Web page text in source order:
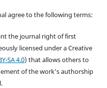
agree to the following terms:
the journal right of first
licensed under a Creative
SA 4.0) that allows others to
of the work's authorship